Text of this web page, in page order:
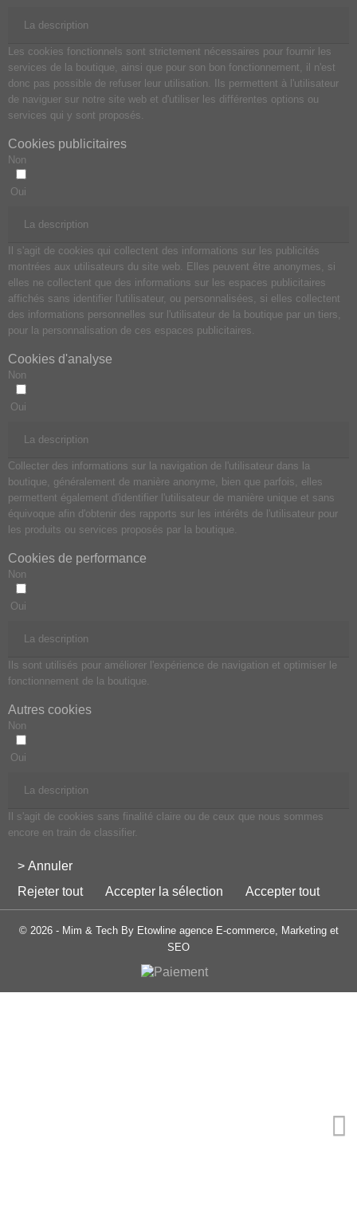
La description
Les cookies fonctionnels sont strictement nécessaires pour fournir les
services de la boutique, ainsi que pour son bon fonctionnement, il n'est
donc pas possible de refuser leur utilisation. Ils permettent à l'utilisateur
de naviguer sur notre site web et d'utiliser les différentes options ou
services qui y sont proposés.
Cookies publicitaires
Non
Oui
La description
Il s'agit de cookies qui collectent des informations sur les publicités
montrées aux utilisateurs du site web. Elles peuvent être anonymes, si
elles ne collectent que des informations sur les espaces publicitaires
affichés sans identifier l'utilisateur, ou personnalisées, si elles collectent
des informations personnelles sur l'utilisateur de la boutique par un tiers,
pour la personnalisation de ces espaces publicitaires.
Cookies d'analyse
Non
Oui
La description
Collecter des informations sur la navigation de l'utilisateur dans la
boutique, généralement de manière anonyme, bien que parfois, elles
permettent également d'identifier l'utilisateur de manière unique et sans
équivoque afin d'obtenir des rapports sur les intérêts de l'utilisateur pour
les produits ou services proposés par la boutique.
Cookies de performance
Non
Oui
La description
Ils sont utilisés pour améliorer l'expérience de navigation et optimiser le
fonctionnement de la boutique.
Autres cookies
Non
Oui
La description
Il s'agit de cookies sans finalité claire ou de ceux que nous sommes
encore en train de classifier.
> Annuler
Rejeter tout
Accepter la sélection Accepter tout
© 2026 - Mim & Tech By Etowline agence E-commerce, Marketing et
SEO